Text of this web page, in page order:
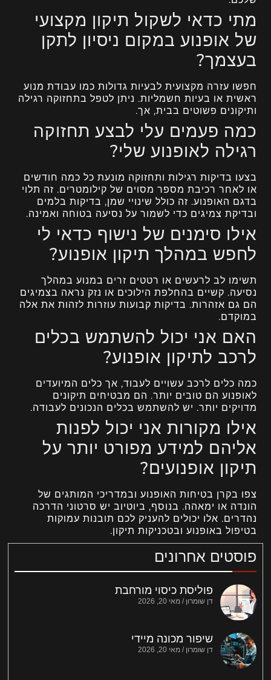
פוסטים אחרונים
פוליסת כיסוי מורחבת
דן שומרון מאי 20, 2026
שיפור מכונה מיידי
דן שומרון מאי 20, 2026
מתי כדאי לשקול תיקון מקצועי
של אופנוע במקום ניסיון לתקן
בעצמך?
חפשו עזרה מקצועית לבעיות גדולות כמו עבודת מנוע
ראשית או בעיות חשמליות. ניתן לטפל בתחזוקה רגילה
ותיקונים פשוטים בבית, אך.
כמה פעמים עלי לבצע תחזוקה
רגילה לאופנוע שלי?
בצעו בדיקות רגילות ותחזוקה מונעת כל כמה חודשים
או לאחר רכיבת מספר מסוים של קילומטרים. זה תלוי
בדגם האופנוע. זה כולל שינויי שמן, בדיקות בלמים
ובדיקת צמיגים כדי לשמור על נסיעה בטוחה ואמינה.
אילו סימנים של נישוף כדאי לי
לחפש במהלך תיקון אופנוע?
תשימו לב לרעשים או רטטים זרים במנוע במהלך
נסיעה. קשיים בהחלפת הילוכים או נזק נראה בצמיגים
הם גם אזהרות. בדיקות קבועות עוזרות לזהות את אלה
במוקדם.
האם אני יכול להשתמש בכלים
לרכב לתיקון אופנוע?
כמה כלים לרכב עשויים לעבוד, אך כלים המיועדים
לאופנוע הם טובים יותר. הם מבטיחים תיקונים
מדויקים יותר. יש להשתמש בכלים הנכונים לעבודה.
אילו מקורות אני יכול לפנות
אליהם למידע מפורט יותר על
תיקון אופנועים?
צפו בקרן בטיחות האופנוע ובמדריכי המותגים של
הונדה או ימאהה. בנוסף, ביוטיוב יש סרטוני הדרכה
נהדרים. אלו יכולים להעניק לכם תובנות עמוקות
בטיפול באופנוע ובטכניקות תיקון.